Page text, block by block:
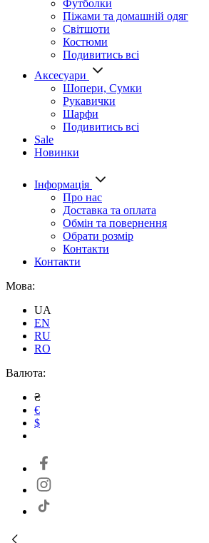
Футболки
Піжами та домашній одяг
Світшоти
Костюми
Подивитись всі
Аксесуари
Шопери, Сумки
Рукавички
Шарфи
Подивитись всі
Sale
Новинки
Інформація
Про нас
Доставка та оплата
Обмін та повернення
Обрати розмір
Контакти
Контакти
Мова:
UA
EN
RU
RO
Валюта:
₴
€
$